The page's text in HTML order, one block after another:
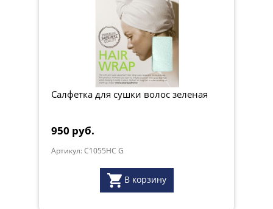
Салфетка для сушки волос зеленая
950 руб.
Артикул: C1055HC G
В корзину